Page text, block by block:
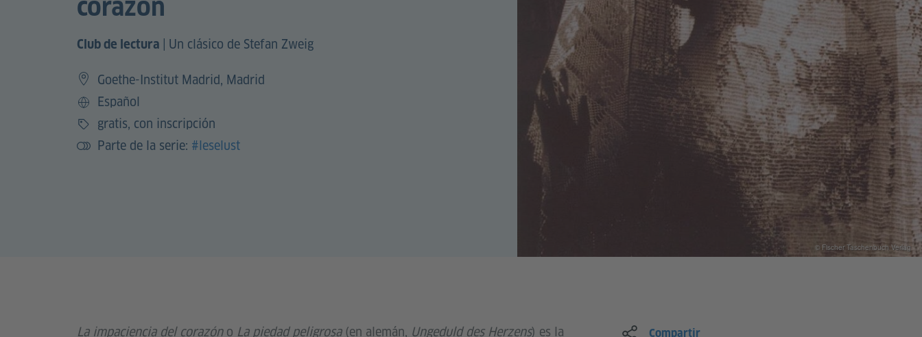
corazón
Club de lectura Un clásico de Stefan Zweig
Goethe-Institut Madrid, Madrid
Idioma
Español
Precio
gratis, con inscripción
Parte de la serie: #leselust
© Fischer Taschenbuch Verlag
La impaciencia del corazóno La piedad peligrosa(en alemán, Ungeduld des Herzens) es la
Compartir